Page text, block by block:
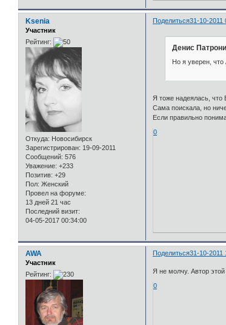
Поделиться31-10-2011
Ksenia
Участник
Рейтинг:
Откуда: Новосибирск
Зарегистрирован: 19-09-2011
Сообщений: 576
Уважение: +233
Позитив: +29
Пол: Женский
Провел на форуме:
13 дней 21 час
Последний визит:
04-05-2017 00:34:00
Денис
Но я уверен, что
Я тоже надеялась,
Сама поискала, но
Если правильно
0
Поделиться31-10-2011
AWA
Участник
Рейтинг:
Я не молчу. Автор этой
0